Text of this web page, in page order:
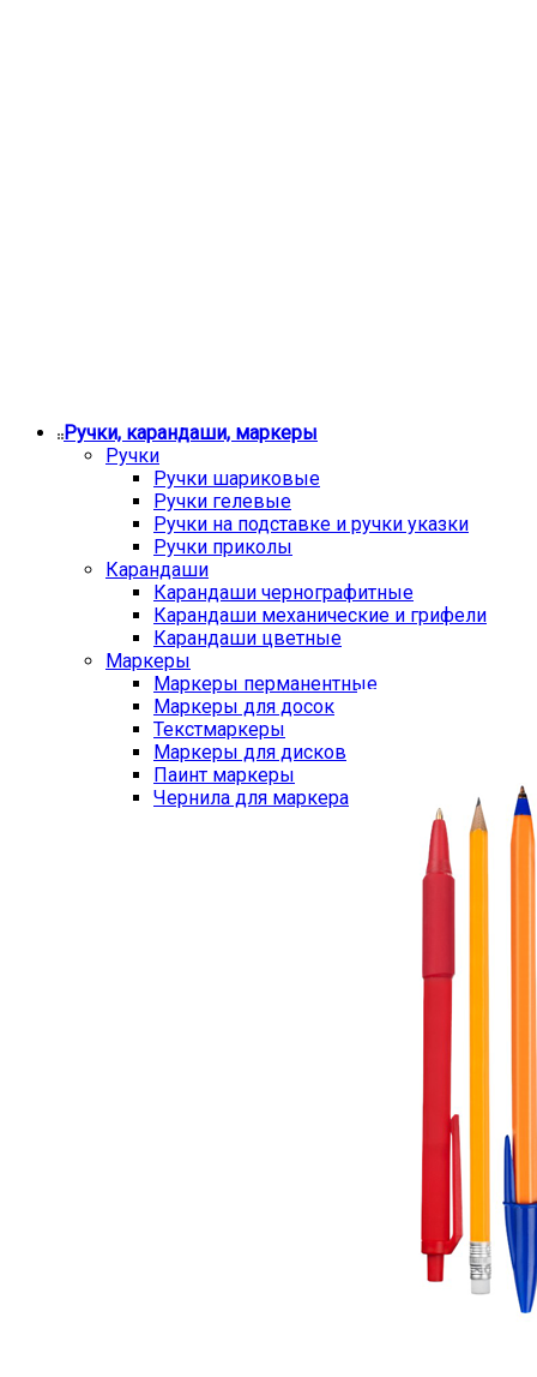
Ручки, карандаши, маркеры
Ручки
Ручки шариковые
Ручки гелевые
Ручки на подставке и ручки указки
Ручки приколы
Карандаши
Карандаши чернографитные
Карандаши механические и грифели
Карандаши цветные
Маркеры
Маркеры перманентные
Маркеры для досок
Текстмаркеры
Маркеры для дисков
Паинт маркеры
Чернила для маркера